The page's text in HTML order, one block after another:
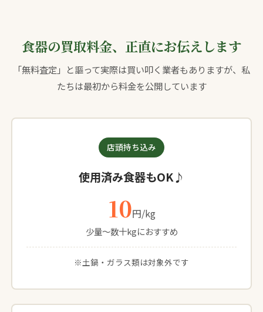
食器の買取料金、正直にお伝えします
「無料査定」と謳って実際は買い叩く業者もありますが、私
たちは最初から料金を公開しています
店頭持ち込み
使用済み食器もOK♪
10円/kg
少量〜数十kgにおすすめ
※土鍋・ガラス類は対象外です